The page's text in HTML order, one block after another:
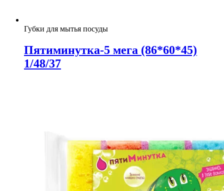
Губки для мытья посуды
Пятиминутка-5 мега (86*60*45)
1/48/37